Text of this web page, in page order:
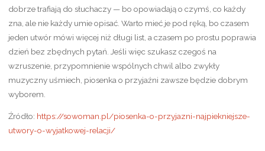
dobrze trafiają do słuchaczy — bo opowiadają o czymś, co każdy
zna, ale nie każdy umie opisać. Warto mieć je pod ręką, bo czasem
jeden utwór mówi więcej niż długi list, a czasem po prostu poprawia
dzień bez zbędnych pytań. Jeśli więc szukasz czegoś na
wzruszenie, przypomnienie wspólnych chwil albo zwykły
muzyczny uśmiech, piosenka o przyjaźni zawsze będzie dobrym
wyborem.
Źródło: https://sowoman.pl/piosenka-o-przyjazni-najpiekniejsze-
utwory-o-wyjatkowej-relacji/